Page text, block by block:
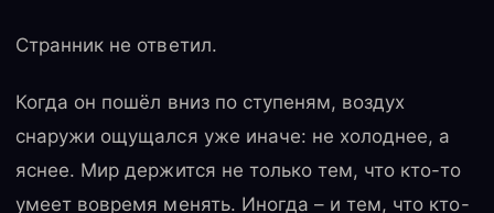
Странник не ответил.
Когда он пошёл вниз по ступеням, воздух
снаружи ощущался уже иначе: не холоднее, а
яснее. Мир держится не только тем, что кто-то
умеет вовремя менять. Иногда – и тем, что кто-